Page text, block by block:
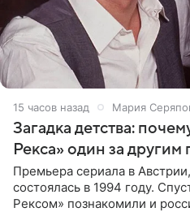
15 часов назад Мария
Загадка детства:
Рекса» один за другим
Премьера сериала в
состоялась в 1994 году.
Рексом» познакомили и